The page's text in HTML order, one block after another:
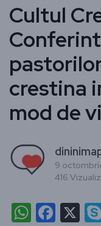
Cultul
crestina
mod de
9
416
X